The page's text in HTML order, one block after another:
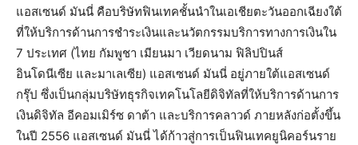
แอสเซนด์ มันนี่ คือบริษัทฟินเทคชั้นนำในเอเชียตะวันออกเฉียงใต้
ที่ให้บริการด้านการชำระเงินและนวัตกรรมบริการทางการเงินใน
7 ประเทศ (ไทย กัมพูชา เมียนมา เวียดนาม ฟิลิปปินส์
อินโดนีเซีย และมาเลเซีย) แอสเซนด์ มันนี่ อยู่ภายใต้แอสเซนด์
กรุ๊ป ซึ่งเป็นกลุ่มบริษัทธุรกิจเทคโนโลยีดิจิทัลที่ให้บริการด้านการ
เงินดิจิทัล อีคอมเมิร์ซ ดาต้า และบริการคลาวด์ ภายหลังก่อตั้งขึ้น
ในปี 2556 แอสเซนด์ มันนี่ ได้ก้าวสู่การเป็นฟินเทคยูนิคอร์นราย